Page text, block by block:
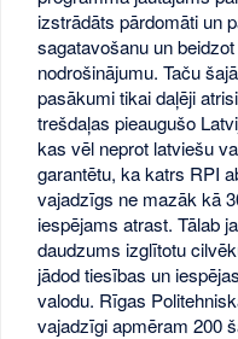
izstrādāts pārdomāti un
sagatavošanu un
nodrošinājumu. Taču
pasākumi tikai daļēji
trešdaļas pieaugušo
kas vēl neprot latviešu
garantētu, ka katrs RPI
vajadzīgs ne mazāk kā
iespējams atrast. Tālab
daudzums izglītotu
jādod tiesības un
valodu. Rīgas
vajadzīgi apmēram 200